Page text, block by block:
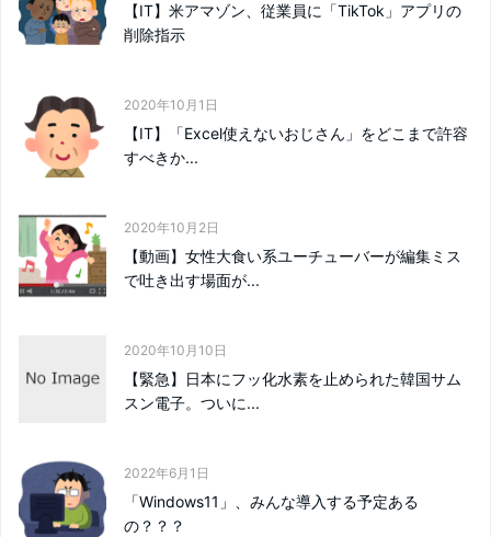
【IT】米アマゾン、従業員に「TikTok」アプリの
削除指示
2020年10月1日
【IT】「Excel使えないおじさん」をどこまで許容
すべきか...
2020年10月2日
【動画】女性大食い系ユーチューバーが編集ミス
で吐き出す場面が...
2020年10月10日
【緊急】日本にフッ化水素を止められた韓国サム
スン電子。ついに...
2022年6月1日
「Windows11」、みんな導入する予定ある
の？？？